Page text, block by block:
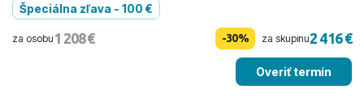
Špeciálna zľava - 100 €
za osobu 1 208 € -30% za skupinu2 416 €
Overiť termín